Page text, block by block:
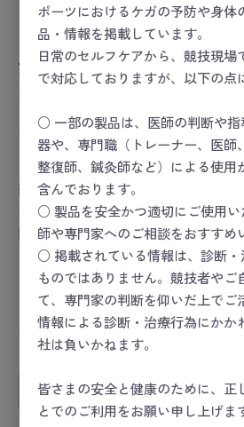
ポーツにおけるケガの予防や身体
品・情報を掲載しています。
日常のセルフケアから、競技現場
で対応しておりますが、以下の点
○ 一部の製品は、医師の判断や
器や、専門職（トレーナー、医師
整復師、鍼灸師など）による使用
含んでおります。
○ 製品を安全かつ適切にご使用
師や専門家へのご相談をおすすめ
○ 掲載されている情報は、診断・
ものではありません。競技者やご
て、専門家の判断を仰いだ上でご
情報による診断・治療行為にかか
社は負いかねます。
皆さまの安全と健康のために、正
とでのご利用をお願い申し上げま
歩行器 アルコー9型
お届け目安：1週間以内
ー 価格は会員のみ閲覧いただけま
商品コード： 20-6255-00-01 ～ 20-
関連カテゴリ
コンディショニング
コンディショニング ＞
リハビリ
コンディショニング ＞リハビリ／
ビリ
カラー